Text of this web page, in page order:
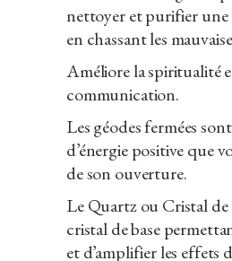
nettoyer et purifier une
en chassant les
Améliore la spiritualité
communication.
Les géodes fermées
d’énergie positive que
de son ouverture.
Le Quartz ou Cristal de
cristal de base
et d’amplifier les effets